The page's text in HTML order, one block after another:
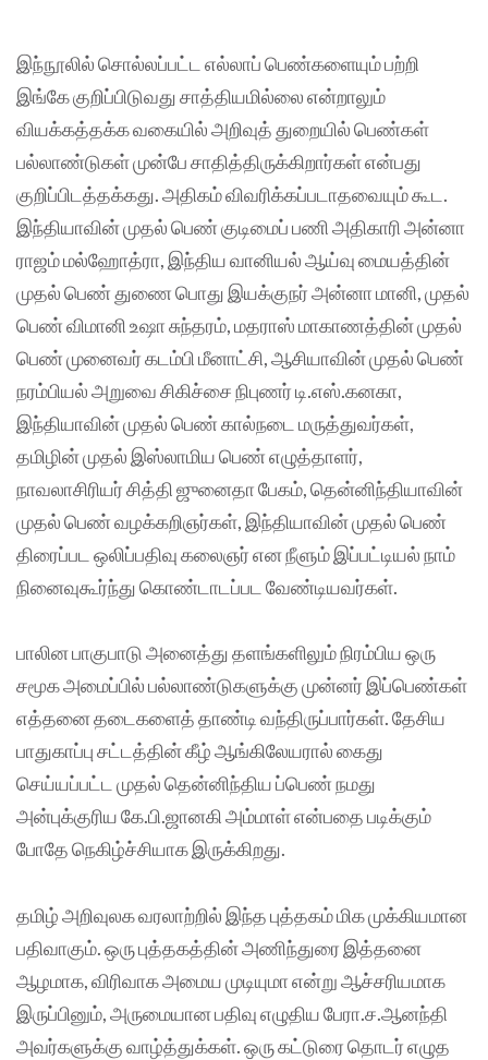
இந்நூலில் சொல்லப்பட்ட எல்லாப் பெண்களையும் பற்றி
இங்கே குறிப்பிடுவது சாத்தியமில்லை என்றாலும்
வியக்கத்தக்க வகையில் அறிவுத் துறையில் பெண்கள்
பல்லாண்டுகள் முன்பே சாதித்திருக்கிறார்கள் என்பது
குறிப்பிடத்தக்கது. அதிகம் விவரிக்கப்படாதவையும் கூட.
இந்தியாவின் முதல் பெண் குடிமைப் பணி அதிகாரி அன்னா
ராஜம் மல்ஹோத்ரா, இந்திய வானியல் ஆய்வு மையத்தின்
முதல் பெண் துணை பொது இயக்குநர் அன்னா மானி, முதல்
பெண் விமானி உஷா சுந்தரம், மதராஸ் மாகாணத்தின் முதல்
பெண் முனைவர் கடம்பி மீனாட்சி, ஆசியாவின் முதல் பெண்
நரம்பியல் அறுவை சிகிச்சை நிபுணர் டி.எஸ்.கனகா,
இந்தியாவின் முதல் பெண் கால்நடை மருத்துவர்கள்,
தமிழின் முதல் இஸ்லாமிய பெண் எழுத்தாளர்,
நாவலாசிரியர் சித்தி ஜுனைதா பேகம், தென்னிந்தியாவின்
முதல் பெண் வழக்கறிஞர்கள், இந்தியாவின் முதல் பெண்
திரைப்பட ஒலிப்பதிவு கலைஞர் என நீளும் இப்பட்டியல் நாம்
நினைவுகூர்ந்து கொண்டாடப்பட வேண்டியவர்கள்.
பாலின பாகுபாடு அனைத்து தளங்களிலும் நிரம்பிய ஒரு
சமூக அமைப்பில் பல்லாண்டுகளுக்கு முன்னர் இப்பெண்கள்
எத்தனை தடைகளைத் தாண்டி வந்திருப்பார்கள். தேசிய
பாதுகாப்பு சட்டத்தின் கீழ் ஆங்கிலேயரால் கைது
செய்யப்பட்ட முதல் தென்னிந்திய ப்பெண் நமது
அன்புக்குரிய கே.பி‌.ஜானகி அம்மாள் என்பதை படிக்கும்
போதே நெகிழ்ச்சியாக இருக்கிறது.
தமிழ் அறிவுலக வரலாற்றில் இந்த புத்தகம் மிக முக்கியமான
பதிவாகும். ஒரு புத்தகத்தின் அணிந்துரை இத்தனை
ஆழமாக, விரிவாக அமைய முடியுமா என்று ஆச்சரியமாக
இருப்பினும், அருமையான பதிவு எழுதிய பேரா.ச.ஆனந்தி
அவர்களுக்கு வாழ்த்துக்கள். ஒரு கட்டுரை தொடர் எழுத